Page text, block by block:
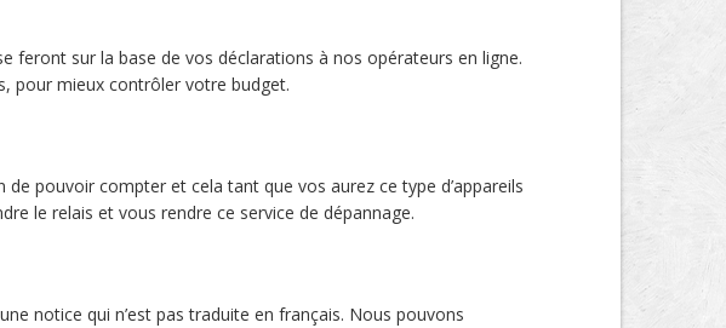
feront sur la base de vos déclarations à nos opérateurs en ligne.
pour mieux contrôler votre budget.
pouvoir compter et cela tant que vos aurez ce type d’appareils
le relais et vous rendre ce service de dépannage.
notice qui n’est pas traduite en français. Nous pouvons